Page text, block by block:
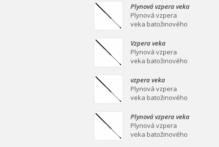
mm Plynová vzpera
veka batožinového
priestoru Ei
Plynová vzpera veka
batožinového
priestoru 639/258
Plynová vzpera
veka batožinového
mm Plynová vzpera
veka batožinového
priestoru Ei
Vzpera veka
batožinového
priestoru 387/139
Plynová vzpera
veka batožinového
mm Plynová vzpera
veka batožinového
priestoru Ei
vzpera veka
batožinového
priestoru 558/253
Plynová vzpera
veka batožinového
mm Plynová vzpera
veka batožinového
priestoru Ei
Plynová vzpera veka
batožinového
priestoru 549/219
Plynová vzpera
veka batožinového